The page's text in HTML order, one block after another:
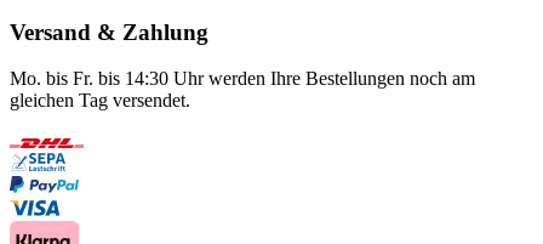
Versand & Zahlung
Mo. bis Fr. bis 14:30 Uhr werden Ihre Bestellungen noch am
gleichen Tag versendet.